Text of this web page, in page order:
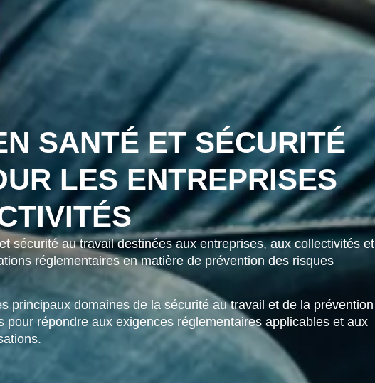
SANTÉ ET SÉCURITÉ
LES ENTREPRISES
sécurité au travail destinées aux entreprises, aux collectivités et
réglementaires en matière de prévention des risques
principaux domaines de la sécurité au travail et de la prévention
pour répondre aux exigences réglementaires applicables et aux